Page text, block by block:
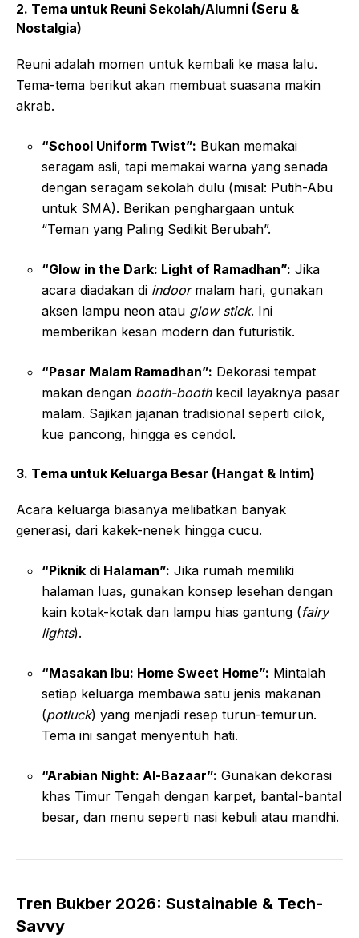
2. Tema untuk Reuni Sekolah/Alumni (Seru &
Nostalgia)
Reuni adalah momen untuk kembali ke masa lalu.
Tema-tema berikut akan membuat suasana makin
akrab.
“School Uniform Twist”: Bukan memakai
seragam asli, tapi memakai warna yang senada
dengan seragam sekolah dulu (misal: Putih-Abu
untuk SMA). Berikan penghargaan untuk
“Teman yang Paling Sedikit Berubah”.
“Glow in the Dark: Light of Ramadhan”: Jika
acara diadakan di indoormalam hari, gunakan
aksen lampu neon atau glow stick. Ini
memberikan kesan modern dan futuristik.
“Pasar Malam Ramadhan”: Dekorasi tempat
makan dengan booth-boothkecil layaknya pasar
malam. Sajikan jajanan tradisional seperti cilok,
kue pancong, hingga es cendol.
3. Tema untuk Keluarga Besar (Hangat & Intim)
Acara keluarga biasanya melibatkan banyak
generasi, dari kakek-nenek hingga cucu.
“Piknik di Halaman”: Jika rumah memiliki
halaman luas, gunakan konsep lesehan dengan
kain kotak-kotak dan lampu hias gantung (fairy
lights).
“Masakan Ibu: Home Sweet Home”: Mintalah
setiap keluarga membawa satu jenis makanan
(potluck) yang menjadi resep turun-temurun.
Tema ini sangat menyentuh hati.
“Arabian Night: Al-Bazaar”: Gunakan dekorasi
khas Timur Tengah dengan karpet, bantal-bantal
besar, dan menu seperti nasi kebuli atau mandhi.
Tren Bukber 2026: Sustainable & Tech-
Savvy